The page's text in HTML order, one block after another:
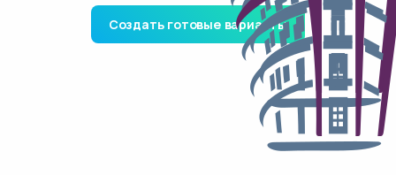
Создать готовые варианты